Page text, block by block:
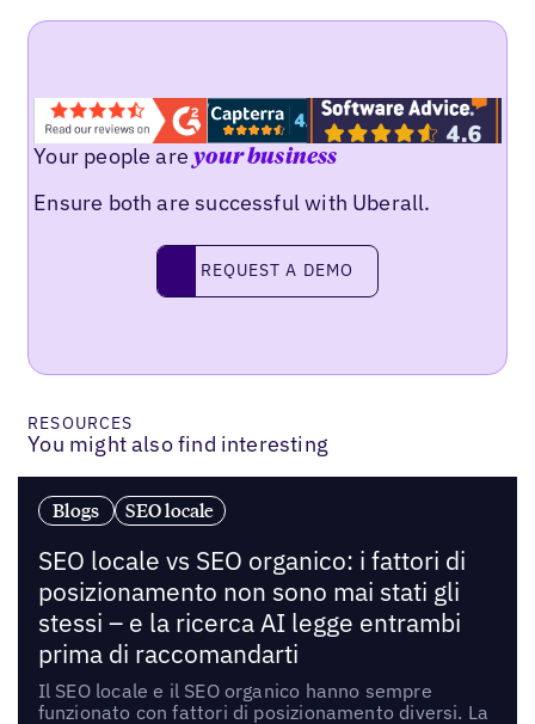
Your people areyour business
Ensure both are successful with Uberall.
Request a demo
REQUEST A DEMO
RESOURCES
You might also find interesting
Blogs SEO locale
SEO locale vs SEO organico: i fattori di
posizionamento non sono mai stati gli
stessi – e la ricerca AI legge entrambi
prima di raccomandarti
Il SEO locale e il SEO organico hanno sempre
funzionato con fattori di posizionamento diversi. La